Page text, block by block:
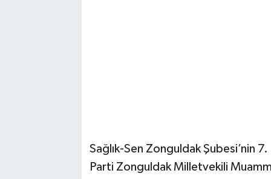
Sağlık-Sen Zonguldak Şubesi’nin
Parti Zonguldak Milletvekili